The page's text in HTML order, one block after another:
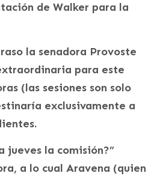
de Walker para la
la senadora Provoste
para este
(las sesiones son solo
exclusivamente a
jueves la comisión?”
a lo cual Aravena (quien